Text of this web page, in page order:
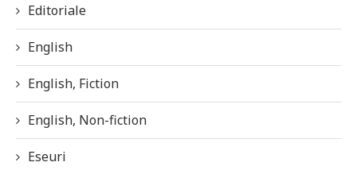
Editoriale
English
English, Fiction
English, Non-fiction
Eseuri